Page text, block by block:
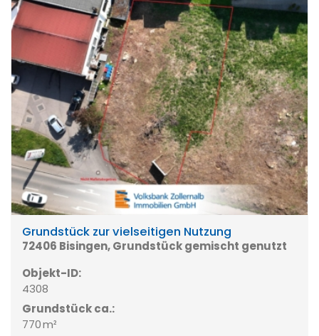
Grundstück zur vielseitigen Nutzung
72406 Bisingen, Grundstück gemischt genutzt
Objekt-ID:
4308
Grund­stück ca.:
770 m²